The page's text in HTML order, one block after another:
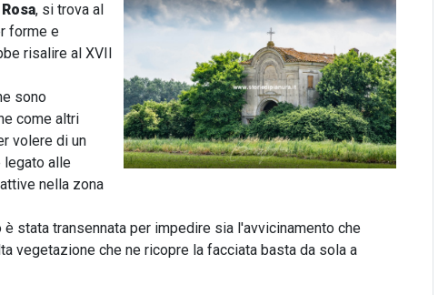
, si trova al
forme e
risalire al XVII
sono
come altri
volere di un
alle
nella zona
stata transennata per impedire sia l'avvicinamento che
vegetazione che ne ricopre la facciata basta da sola a